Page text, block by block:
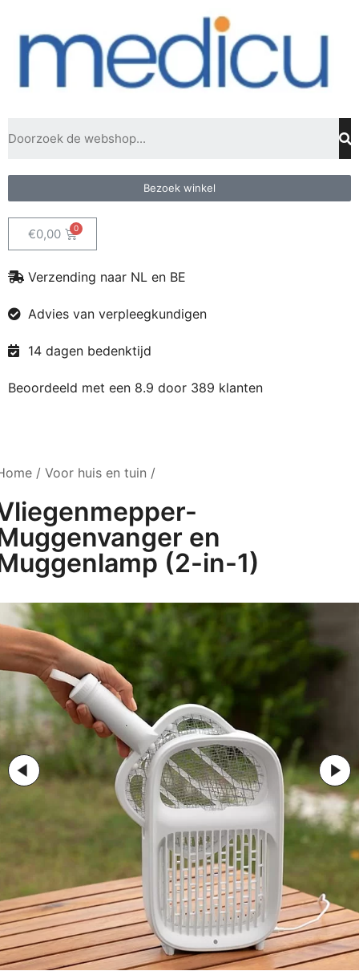
Bezoek winkel
€0,00
Verzending naar NL en BE
Advies van verpleegkundigen
14 dagen bedenktijd
Beoordeeld met een 8.9 door 389 klanten
/ Voor huis en tuin /
en
(2-in-1)